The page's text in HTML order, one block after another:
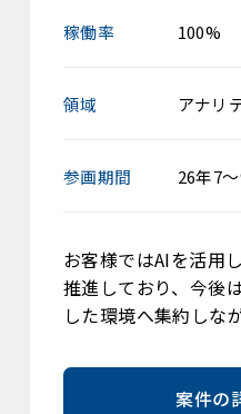
稼働率 100%
領域 アナリ
参画期間 26年7
お客様ではAIを活用
推進しており、今後
した環境へ集約し
案件の